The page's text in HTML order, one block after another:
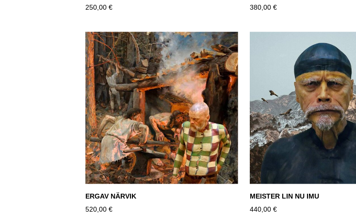
250,00 €
380,00 €
ERGAV NÄRVIK
520,00 €
MEISTER LIN NU IMU
440,00 €